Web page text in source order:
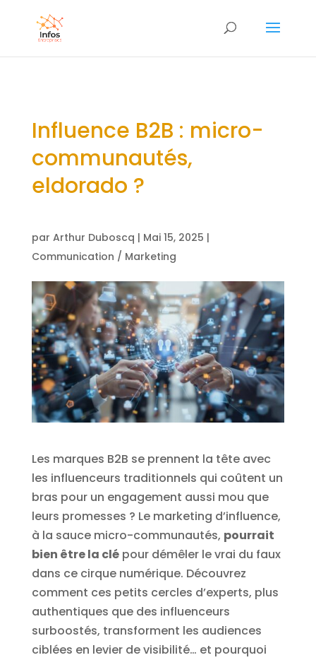
Influence B2B : micro-
communautés,
eldorado ?
par Arthur Duboscq | Mai 15, 2025 |
Communication / Marketing
Les marques B2B se prennent la tête avec
les influenceurs traditionnels qui coûtent un
bras pour un engagement aussi mou que
leurs promesses ? Le marketing d’influence,
à la sauce micro-communautés, pourrait
bien être la clépour démêler le vrai du faux
dans ce cirque numérique. Découvrez
comment ces petits cercles d’experts, plus
authentiques que des influenceurs
surboostés, transforment les audiences
ciblées en levier de visibilité… et pourquoi